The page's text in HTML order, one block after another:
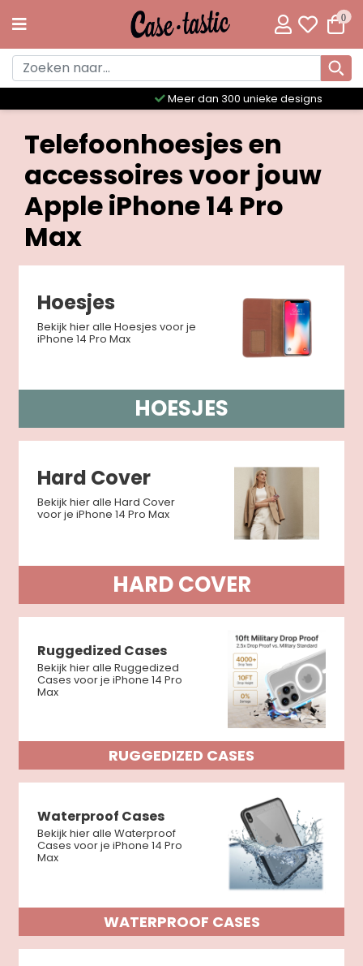
0
Meer dan 300 unieke designs
Telefoonhoesjes en
accessoires voor jouw
Apple iPhone 14 Pro
Max
Hoesjes
Bekijk hier alle Hoesjes voor je
iPhone 14 Pro Max
HOESJES
Hard Cover
Bekijk hier alle Hard Cover
voor je iPhone 14 Pro Max
HARD COVER
Ruggedized Cases
Bekijk hier alle Ruggedized
Cases voor je iPhone 14 Pro
Max
RUGGEDIZED CASES
Waterproof Cases
Bekijk hier alle Waterproof
Cases voor je iPhone 14 Pro
Max
WATERPROOF CASES